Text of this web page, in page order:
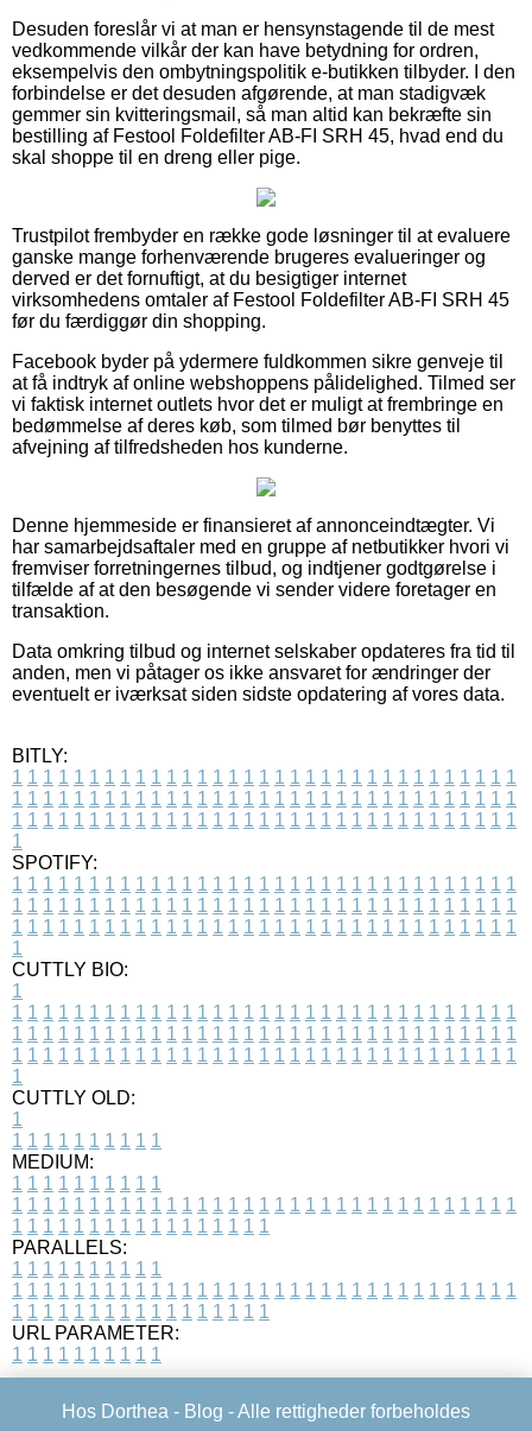
Desuden foreslår vi at man er hensynstagende til de mest
vedkommende vilkår der kan have betydning for ordren,
eksempelvis den ombytningspolitik e-butikken tilbyder. I den
forbindelse er det desuden afgørende, at man stadigvæk
gemmer sin kvitteringsmail, så man altid kan bekræfte sin
bestilling af Festool Foldefilter AB-FI SRH 45, hvad end du
skal shoppe til en dreng eller pige.
Trustpilot frembyder en række gode løsninger til at evaluere
ganske mange forhenværende brugeres evalueringer og
derved er det fornuftigt, at du besigtiger internet
virksomhedens omtaler af Festool Foldefilter AB-FI SRH 45
før du færdiggør din shopping.
Facebook byder på ydermere fuldkommen sikre genveje til
at få indtryk af online webshoppens pålidelighed. Tilmed ser
vi faktisk internet outlets hvor det er muligt at frembringe en
bedømmelse af deres køb, som tilmed bør benyttes til
afvejning af tilfredsheden hos kunderne.
Denne hjemmeside er finansieret af annonceindtægter. Vi
har samarbejdsaftaler med en gruppe af netbutikker hvori vi
fremviser forretningernes tilbud, og indtjener godtgørelse i
tilfælde af at den besøgende vi sender videre foretager en
transaktion.
Data omkring tilbud og internet selskaber opdateres fra tid til
anden, men vi påtager os ikke ansvaret for ændringer der
eventuelt er iværksat siden sidste opdatering af vores data.
BITLY:
1 1 1 1 1 1 1 1 1 1 1 1 1 1 1 1 1 1 1 1 1 1 1 1 1 1 1 1 1 1 1 1 1
1 1 1 1 1 1 1 1 1 1 1 1 1 1 1 1 1 1 1 1 1 1 1 1 1 1 1 1 1 1 1 1 1
1 1 1 1 1 1 1 1 1 1 1 1 1 1 1 1 1 1 1 1 1 1 1 1 1 1 1 1 1 1 1 1 1
1
SPOTIFY:
1 1 1 1 1 1 1 1 1 1 1 1 1 1 1 1 1 1 1 1 1 1 1 1 1 1 1 1 1 1 1 1 1
1 1 1 1 1 1 1 1 1 1 1 1 1 1 1 1 1 1 1 1 1 1 1 1 1 1 1 1 1 1 1 1 1
1 1 1 1 1 1 1 1 1 1 1 1 1 1 1 1 1 1 1 1 1 1 1 1 1 1 1 1 1 1 1 1 1
1
CUTTLY BIO:
1
1 1 1 1 1 1 1 1 1 1 1 1 1 1 1 1 1 1 1 1 1 1 1 1 1 1 1 1 1 1 1 1 1
1 1 1 1 1 1 1 1 1 1 1 1 1 1 1 1 1 1 1 1 1 1 1 1 1 1 1 1 1 1 1 1 1
1 1 1 1 1 1 1 1 1 1 1 1 1 1 1 1 1 1 1 1 1 1 1 1 1 1 1 1 1 1 1 1 1
1
CUTTLY OLD:
1
1 1 1 1 1 1 1 1 1 1
MEDIUM:
1 1 1 1 1 1 1 1 1 1
1 1 1 1 1 1 1 1 1 1 1 1 1 1 1 1 1 1 1 1 1 1 1 1 1 1 1 1 1 1 1 1 1
1 1 1 1 1 1 1 1 1 1 1 1 1 1 1 1 1
PARALLELS:
1 1 1 1 1 1 1 1 1 1
1 1 1 1 1 1 1 1 1 1 1 1 1 1 1 1 1 1 1 1 1 1 1 1 1 1 1 1 1 1 1 1 1
1 1 1 1 1 1 1 1 1 1 1 1 1 1 1 1 1
URL PARAMETER:
1 1 1 1 1 1 1 1 1 1
Hos Dorthea - Blog - Alle rettigheder forbeholdes